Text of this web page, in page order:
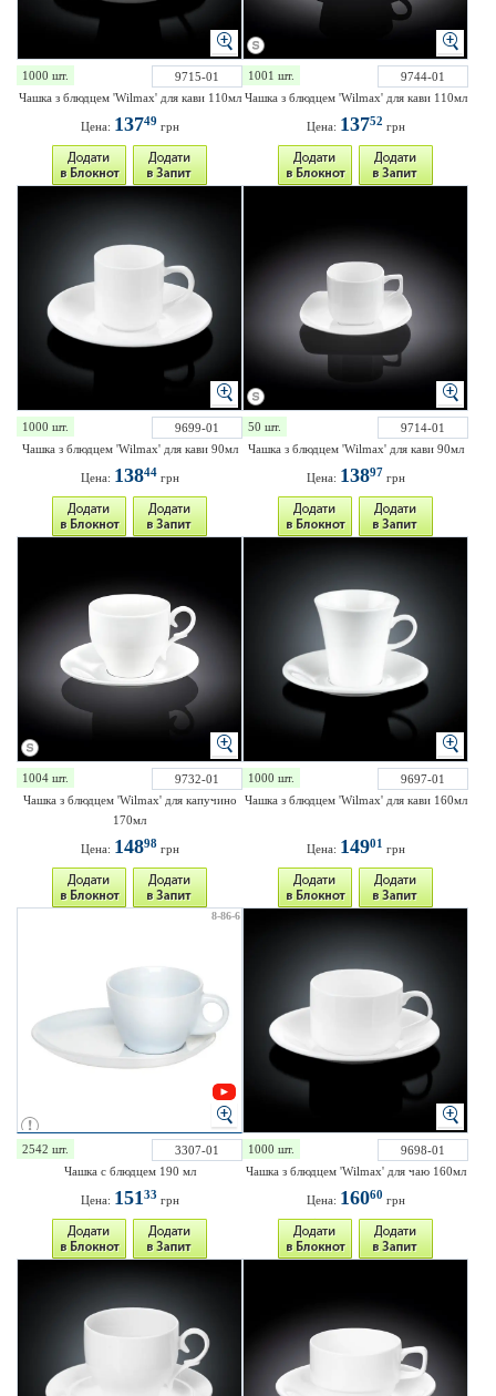
1000 шт.
9715-01
Чашка з блюдцем 'Wilmax' для кави 110мл
Цена: 13749 грн
1001 шт.
9744-01
Чашка з блюдцем 'Wilmax' для кави 110мл
Цена: 13752 грн
1000 шт.
9699-01
Чашка з блюдцем 'Wilmax' для кави 90мл
Цена: 13844грн
50 шт.
9714-01
Чашка з блюдцем 'Wilmax' для кави 90мл
Цена: 13897 грн
1004 шт.
9732-01
Чашка з блюдцем 'Wilmax' для капучино
170мл
Цена: 14898грн
1000 шт.
9697-01
Чашка з блюдцем 'Wilmax' для кави 160мл
Цена: 14901 грн
8-86-6
2542 шт.
3307-01
Чашка с блюдцем 190 мл
Цена: 15133 грн
1000 шт.
9698-01
Чашка з блюдцем 'Wilmax' для чаю 160мл
Цена: 16060 грн